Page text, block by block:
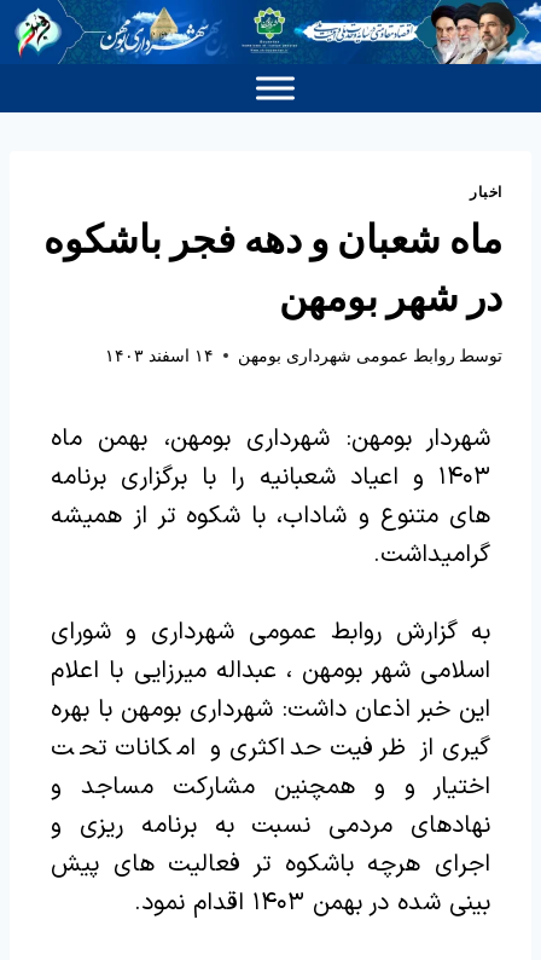
اخبار
ماه شعبان و دهه فجر باشکوه
در شهر بومهن
توسط روابط عمومی شهرداری بومهن ۱۴ اسفند ۱۴۰۳
شهردار بومهن: شهرداری بومهن، بهمن ماه
۱۴۰۳ و اعیاد شعبانیه را با برگزاری برنامه
های متنوع و شاداب، با شکوه تر از همیشه
گرامیداشت.
به گزارش روابط عمومی شهرداری و شورای
اسلامی شهر بومهن ، عبداله میرزایی با اعلام
این خبر اذعان داشت: شهرداری بومهن با بهره
گیری از ظرفیت حداکثری و امکانات تحت
اختیار و و همچنین مشارکت مساجد و
نهادهای مردمی نسبت به برنامه ریزی و
اجرای هرچه باشکوه تر فعالیت های پیش
بینی شده در بهمن ۱۴۰۳ اقدام نمود.